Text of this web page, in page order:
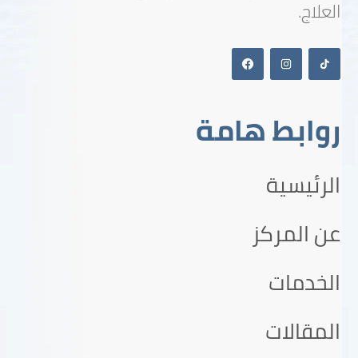
روابط هامة
الرئيسية
عن المركز
الخدمات
المقالات
العلاج.